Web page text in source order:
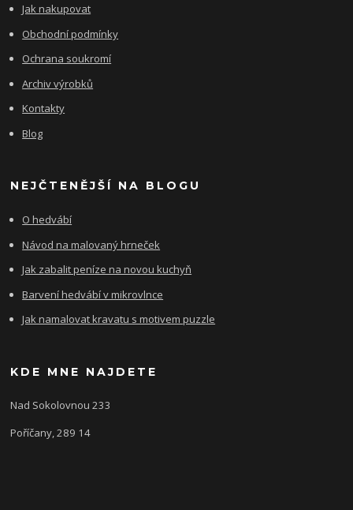
Jak nakupovat
Obchodní podmínky
Ochrana soukromí
Archiv výrobků
Kontakty
Blog
NEJČTENĚJŠÍ NA BLOGU
O hedvábí
Návod na malovaný hrneček
Jak zabalit peníze na novou kuchyň
Barvení hedvábí v mikrovlnce
Jak namalovat kravatu s motivem puzzle
KDE MNE NAJDETE
Nad Sokolovnou 233
Poříčany, 289 14